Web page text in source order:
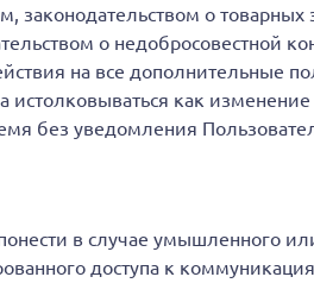
о
о недобросовестной
на все дополнительные
как
без уведомления
в случае умышленного
доступа к